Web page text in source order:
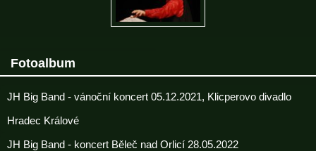
Fotoalbum
JH Big Band - vánoční koncert 05.12.2021, Klicperovo divadlo
Hradec Králové
JH Big Band - koncert Běleč nad Orlicí 28.05.2022